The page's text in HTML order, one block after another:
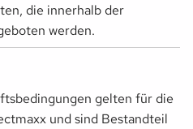
die innerhalb der
werden.
gelten für die
und sind Bestandteil